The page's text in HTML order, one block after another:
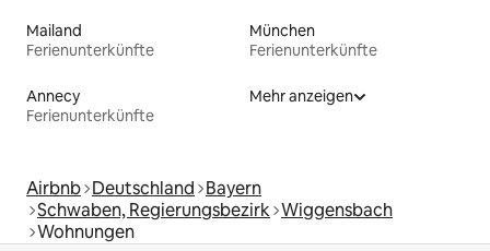
Mailand
Ferienunterkünfte
München
Ferienunterkünfte
Annecy
Ferienunterkünfte
Mehr anzeigen
Airbnb Deutschland Bayern
Schwaben, Regierungsbezirk Wiggensbach
Wohnungen